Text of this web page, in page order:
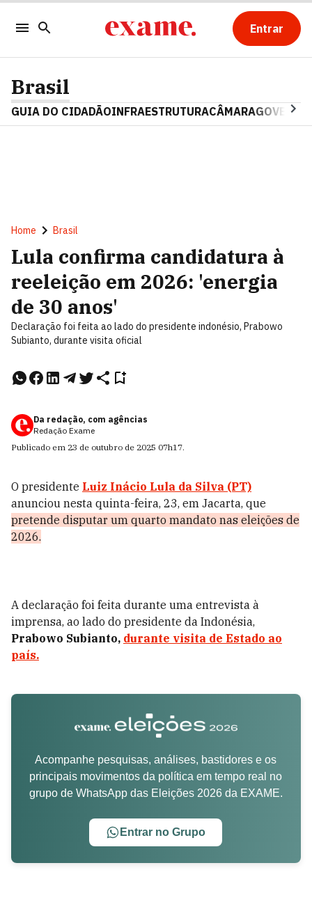
Entrar
Brasil
GUIA DO CIDADÃOINFRAESTRUTURACÂMARAGOVERNO
Home Brasil
Lula confirma candidatura à
reeleição em 2026: 'energia
de 30 anos'
Declaração foi feita ao lado do presidente indonésio, Prabowo
Subianto, durante visita oficial
Da redação, com agências
Redação Exame
Publicado em 23 de outubro de 2025 07h17.
O presidente Luiz Inácio Lula da Silva (PT)
anunciou nesta quinta-feira, 23, em Jacarta, que
pretende disputar um quarto mandato nas eleições de
2026.
A declaração foi feita durante uma entrevista à
imprensa, ao lado do presidente da Indonésia,
Prabowo Subianto, durante visita de Estado ao
país.
Acompanhe pesquisas, análises, bastidores e os
principais movimentos da política em tempo real no
grupo de WhatsApp das Eleições 2026 da EXAME.
Entrar no Grupo